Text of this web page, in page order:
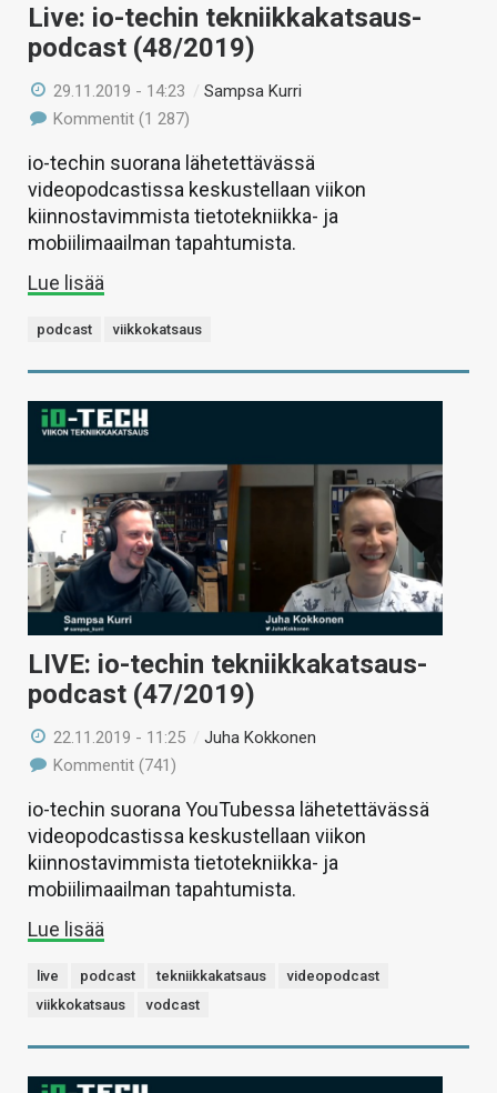
Live: io-techin tekniikkakatsaus-
podcast (48/2019)
29.11.2019 - 14:23 /Sampsa Kurri
Kommentit (1 287)
io-techin suorana lähetettävässä
videopodcastissa keskustellaan viikon
kiinnostavimmista tietotekniikka- ja
mobiilimaailman tapahtumista.
Lue lisää
podcast viikkokatsaus
LIVE: io-techin tekniikkakatsaus-
podcast (47/2019)
22.11.2019 - 11:25 /Juha Kokkonen
Kommentit (741)
io-techin suorana YouTubessa lähetettävässä
videopodcastissa keskustellaan viikon
kiinnostavimmista tietotekniikka- ja
mobiilimaailman tapahtumista.
Lue lisää
live podcast tekniikkakatsaus
videopodcast
viikkokatsaus
vodcast